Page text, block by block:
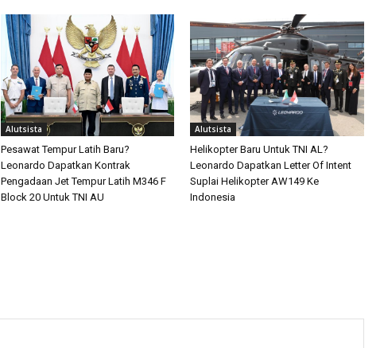
Alutsista
Pesawat Tempur Latih Baru?
Leonardo Dapatkan Kontrak
Pengadaan Jet Tempur Latih M346 F
Block 20 Untuk TNI AU
Alutsista
Helikopter Baru Untuk TNI AL?
Leonardo Dapatkan Letter Of Intent
Suplai Helikopter AW149 Ke
Indonesia